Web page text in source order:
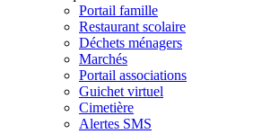
Portail famille
Restaurant scolaire
Déchets ménagers
Marchés
Portail associations
Guichet virtuel
Cimetière
Alertes SMS